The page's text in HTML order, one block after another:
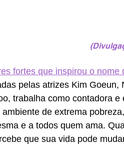
fortes que inspirou o nome
pelas atrizes Kim
trabalha como contadora
de extrema
e a todos quem ama.
que sua vida pode